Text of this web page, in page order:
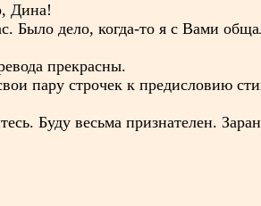
Дина!
Было дело, когда-то я с Вами
прекрасны.
пару строчек к предисловию
Буду весьма признателен.